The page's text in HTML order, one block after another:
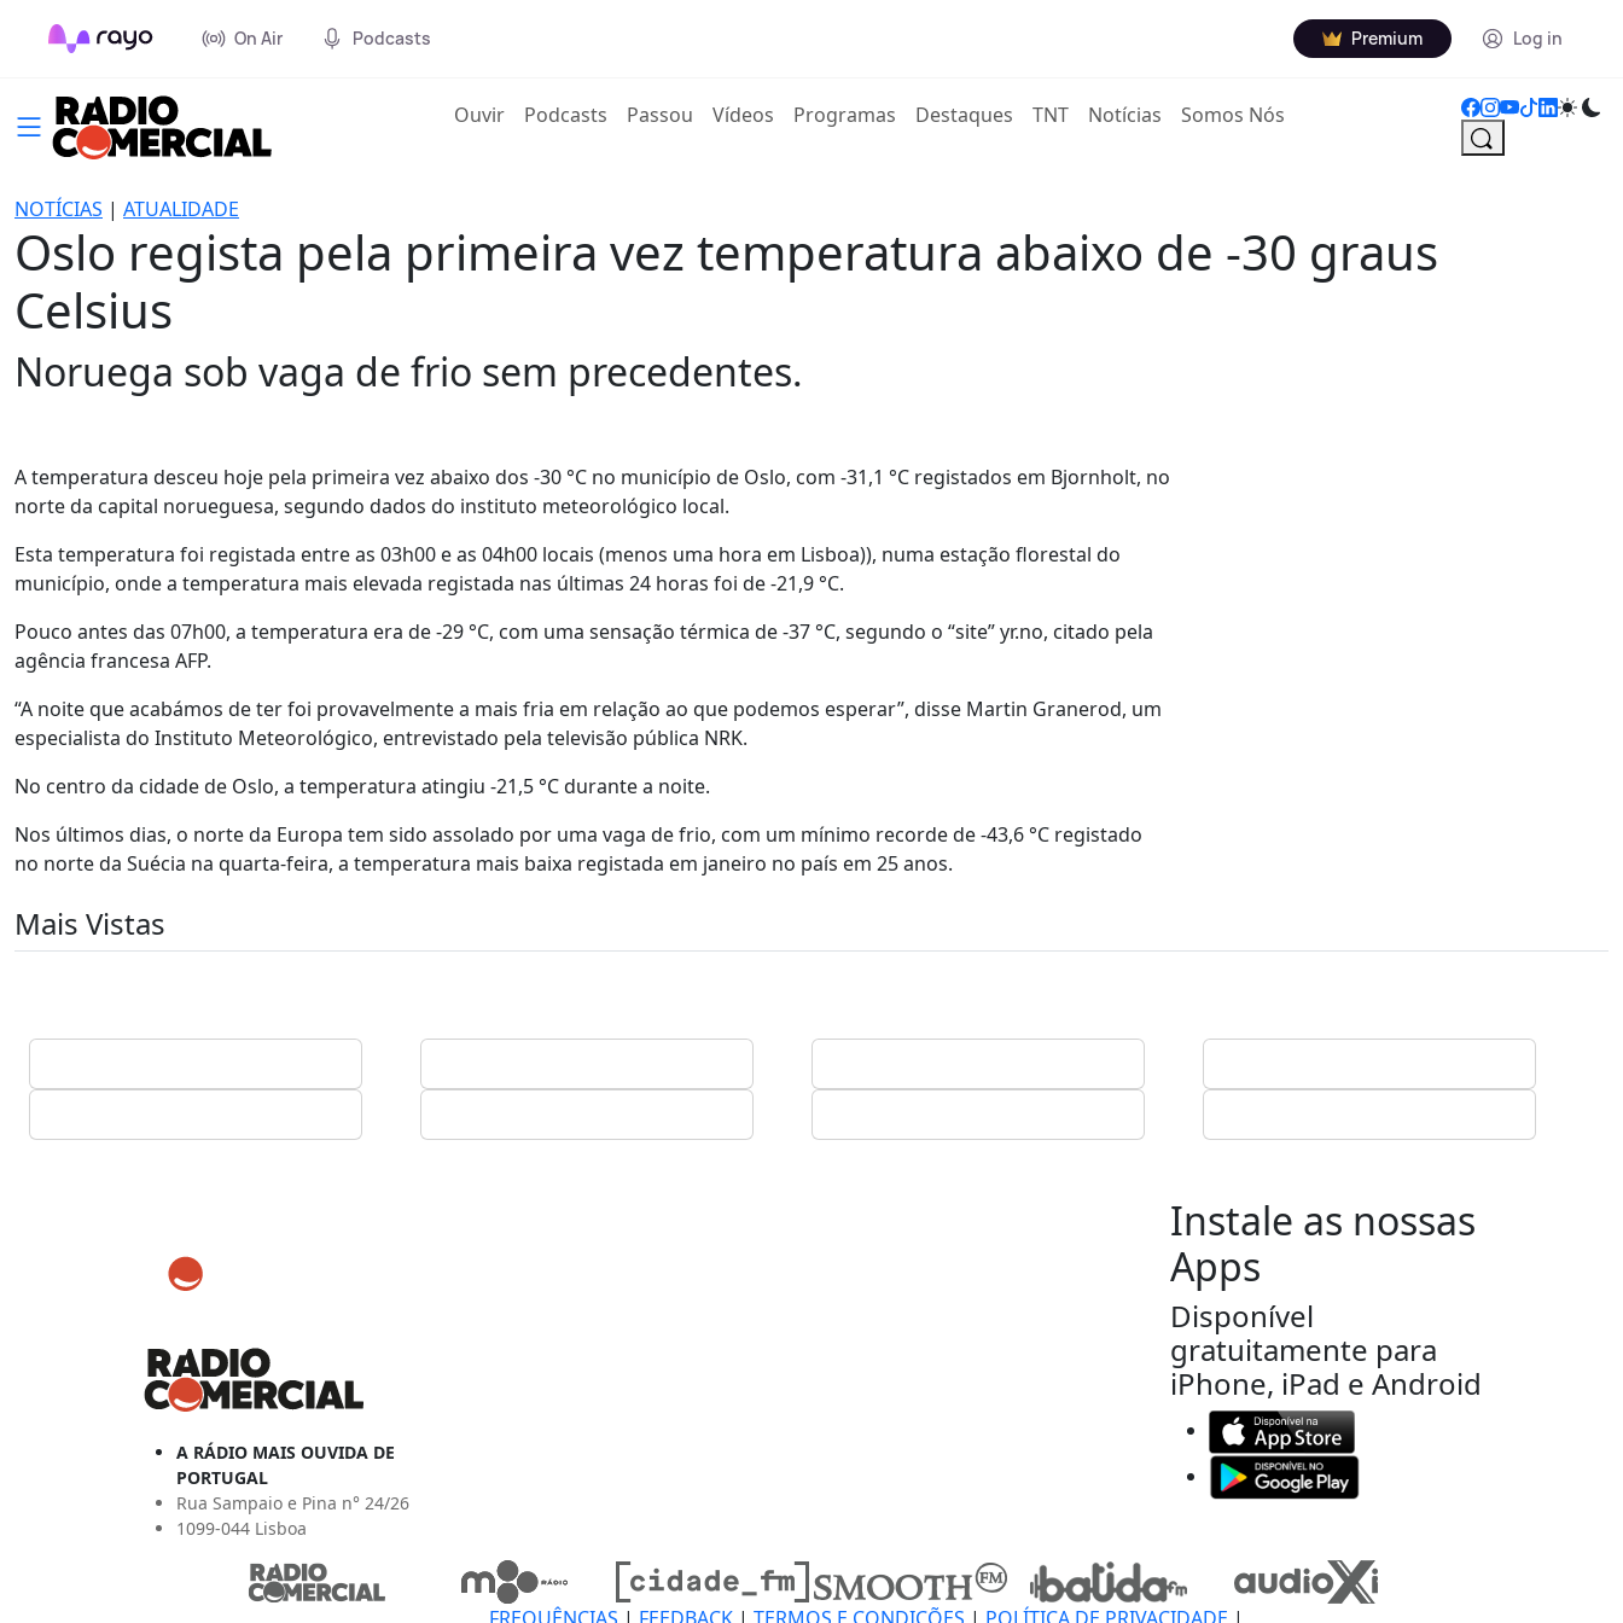
On Air Podcasts Premium Log in
Ouvir(current)
Podcasts Passou Vídeos Programas Destaques TNT Notícias Somos Nós
NOTÍCIAS | ATUALIDADE
Oslo regista pela primeira vez temperatura abaixo de -30 graus
Celsius
Noruega sob vaga de frio sem precedentes.
A temperatura desceu hoje pela primeira vez abaixo dos -30 °C no município de Oslo, com -31,1 °C registados em Bjornholt, no
norte da capital norueguesa, segundo dados do instituto meteorológico local.
Esta temperatura foi registada entre as 03h00 e as 04h00 locais (menos uma hora em Lisboa)), numa estação florestal do
município, onde a temperatura mais elevada registada nas últimas 24 horas foi de -21,9 °C.
Pouco antes das 07h00, a temperatura era de -29 °C, com uma sensação térmica de -37 °C, segundo o “site” yr.no, citado pela
agência francesa AFP.
“A noite que acabámos de ter foi provavelmente a mais fria em relação ao que podemos esperar”, disse Martin Granerod, um
especialista do Instituto Meteorológico, entrevistado pela televisão pública NRK.
No centro da cidade de Oslo, a temperatura atingiu -21,5 °C durante a noite.
Nos últimos dias, o norte da Europa tem sido assolado por uma vaga de frio, com um mínimo recorde de -43,6 °C registado
no norte da Suécia na quarta-feira, a temperatura mais baixa registada em janeiro no país em 25 anos.
Mais Vistas
A RÁDIO MAIS OUVIDA DE
PORTUGAL
Rua Sampaio e Pina n° 24/26
1099-044 Lisboa
Instale as nossas
Apps
Disponível
gratuitamente para
iPhone, iPad e Android